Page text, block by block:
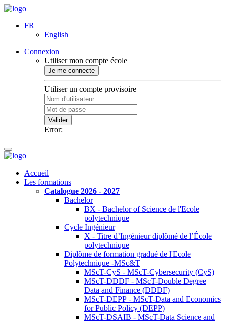
FR
English
Connexion
Utiliser mon compte école
Je me connecte
Utiliser un compte provisoire
Valider
Error:
Accueil
Les formations
Catalogue 2026 - 2027
Bachelor
BX - Bachelor of Science de l'Ecole
polytechnique
Cycle Ingénieur
X - Titre d’Ingénieur diplômé de l’École
polytechnique
Diplôme de formation gradué de l'Ecole
Polytechnique -MSc&T
MScT-CyS - MScT-Cybersecurity (CyS)
MScT-DDDF - MScT-Double Degree
Data and Finance (DDDF)
MScT-DEPP - MScT-Data and Economics
for Public Policy (DEPP)
MScT-DSAIB - MScT-Data Science and